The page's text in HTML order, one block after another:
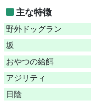
主な特徴
野外ドッグラン
坂
おやつの給餌
アジリティ
日陰